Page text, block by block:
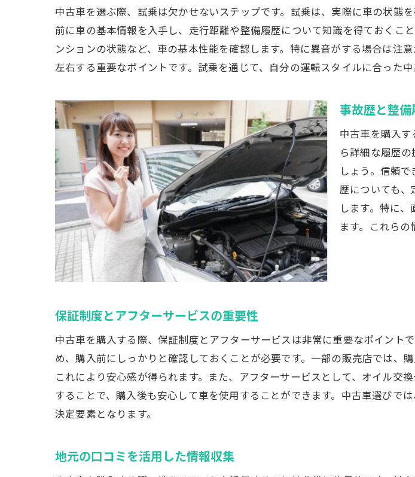
税金支払い時期と注意
県内特有の税金制度と
信頼できる中古車を見つけ
経験者から学ぶ中古車
専門家による車両診断
ブランドごとの特徴と
保証付き中古車の選び
ディーラー認定中古車
中古車の価格を理解しお得
市場動向を知っておく
値引き交渉の成功の秘訣
予算内でベストな選択
中古車の価格査定基準
初めての中古車購入者が知
初心者向け中古車選び
予算設定のポイントと
中古車を選ぶ際、試乗は欠かせないステップです。試乗は、実際に車の状態
前に車の基本情報を入手し、走行距離や整備履歴について知識を得ておくこ
ンションの状態など、車の基本性能を確認します。特に異音がする場合は注
左右する重要なポイントです。試乗を通じて、自分の運転スタイルに合った中
事故歴と整
中古車を購入
ら詳細な履歴
しょう。信頼
歴についても
します。特に
ます。これら
保証制度とアフターサービスの重要性
中古車を購入する際、保証制度とアフターサービスは非常に重要なポイント
め、購入前にしっかりと確認しておくことが必要です。一部の販売店では、
これにより安心感が得られます。また、アフターサービスとして、オイル交
することで、購入後も安心して車を使用することができます。中古車選びで
決定要素となります。
地元の口コミを活用した情報収集